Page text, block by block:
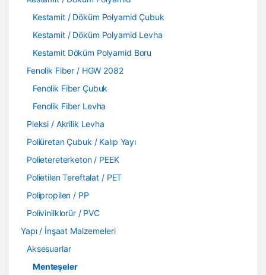
Kestamit / Döküm Polyamid Çubuk
Kestamit / Döküm Polyamid Levha
Kestamit Döküm Polyamid Boru
Fenolik Fiber / HGW 2082
Fenolik Fiber Çubuk
Fenolik Fiber Levha
Pleksi / Akrilik Levha
Poliüretan Çubuk / Kalıp Yayı
Polietereterketon / PEEK
Polietilen Tereftalat / PET
Polipropilen / PP
Polivinilklorür / PVC
Yapı / İnşaat Malzemeleri
Aksesuarlar
Menteşeler